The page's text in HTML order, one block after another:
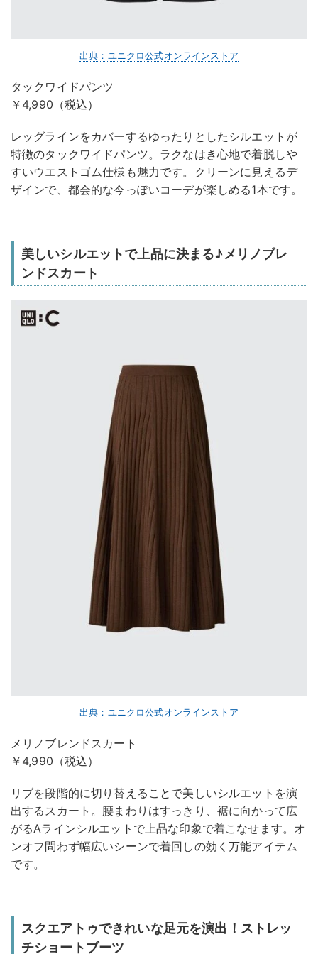
出典：ユニクロ公式オンラインストア
タックワイドパンツ
￥4,990（税込）
レッグラインをカバーするゆったりとしたシルエットが
特徴のタックワイドパンツ。ラクなはき心地で着脱しや
すいウエストゴム仕様も魅力です。クリーンに見えるデ
ザインで、都会的な今っぽいコーデが楽しめる1本です。
美しいシルエットで上品に決まる♪メリノブレ
ンドスカート
出典：ユニクロ公式オンラインストア
メリノブレンドスカート
￥4,990（税込）
リブを段階的に切り替えることで美しいシルエットを演
出するスカート。腰まわりはすっきり、裾に向かって広
がるAラインシルエットで上品な印象で着こなせます。オ
ンオフ問わず幅広いシーンで着回しの効く万能アイテム
です。
スクエアトゥできれいな足元を演出！ストレッ
チショートブーツ